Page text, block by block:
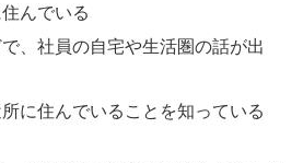
んでいる
、社員の自宅や生活圏の話が出
に住んでいることを知っている